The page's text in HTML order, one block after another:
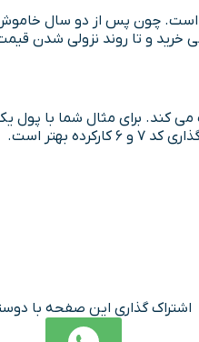
برای سرمایه گذاری سیم کارت 912 ارزان
و تا روند نزولی شدن
مثال شما با پول یک سیم کارت کد 8
اشتراک گذاری این صفحه با